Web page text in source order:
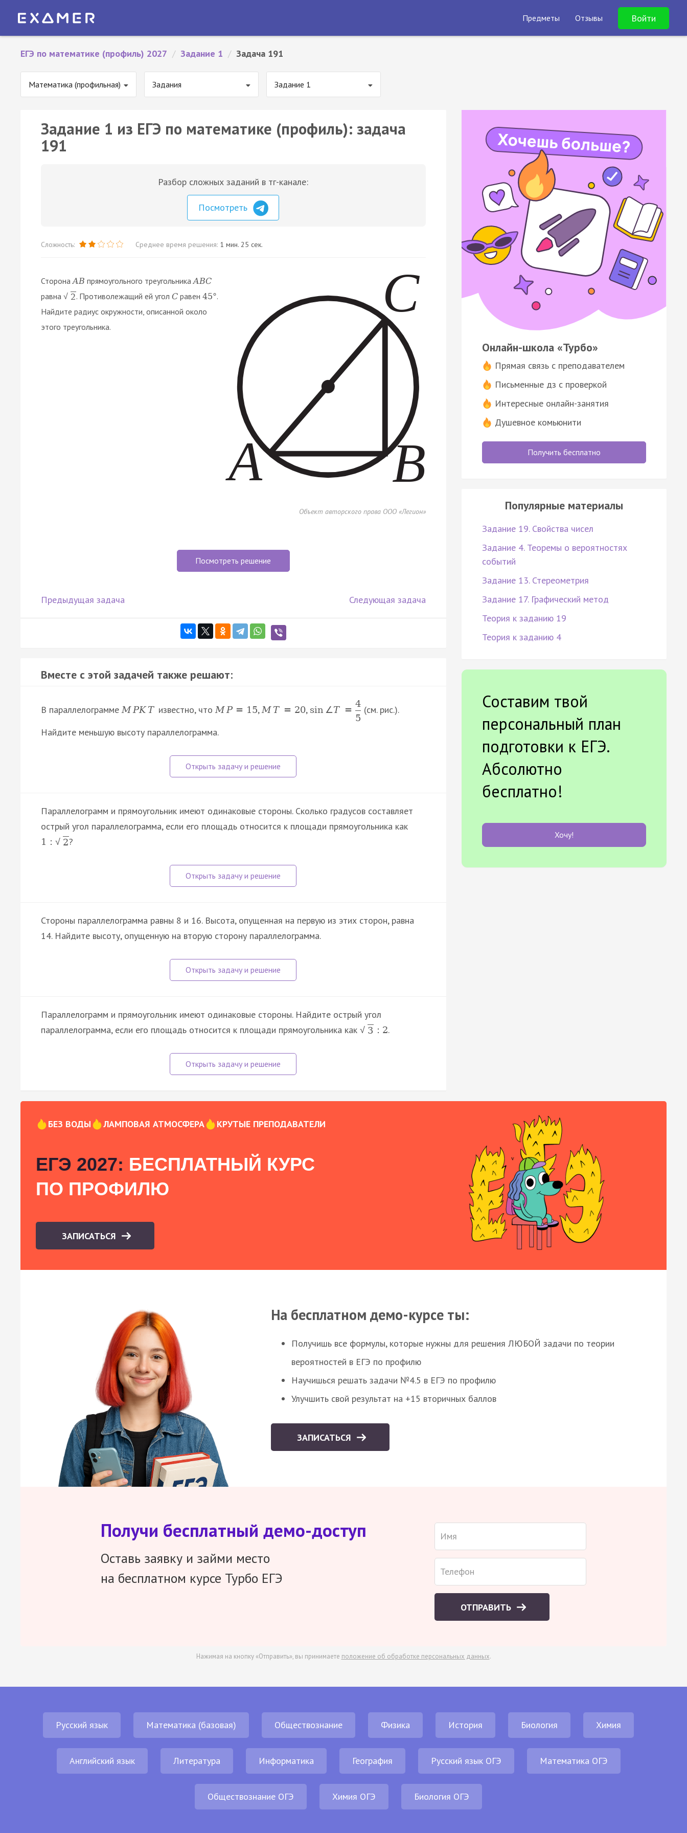
Предметы Отзывы Войти
ЕГЭ по математике (профиль) 2027 / Задание 1 / Задача 191
Математика (профильная) Задания Задание 1
Задание 1 из ЕГЭ по математике (профиль): задача
191
Разбор сложных заданий в тг-канале:
Посмотреть
Сложность: Среднее время решения: 1 мин. 25 сек.
Сторона AB прямоугольного треугольника ABC
равна √ 2. Противолежащий ей угол C равен 45°.
Найдите радиус окружности, описанной около
этого треугольника.
Объект авторского права ООО «Легион»
Посмотреть решение
Предыдущая задача Следующая задача
Вместе с этой задачей также решают:
В параллелограмме M PK T известно, что M P = 15, M T = 20, sin ∠T =
4
5
(см. рис.).
Найдите меньшую высоту параллелограмма.
Параллелограмм и прямоугольник имеют одинаковые стороны. Сколько градусов составляет
острый угол параллелограмма, если его площадь относится к площади прямоугольника как
1 : √ 2?
Стороны параллелограмма равны 8 и 16. Высота, опущенная на первую из этих сторон, равна
14. Найдите высоту, опущенную на вторую сторону параллелограмма.
Параллелограмм и прямоугольник имеют одинаковые стороны. Найдите острый угол
параллелограмма, если его площадь относится к площади прямоугольника как √ 3 : 2.
Онлайн-школа «Турбо»
Прямая связь с преподавателем
Письменные дз с проверкой
Интересные онлайн-занятия
Душевное комьюнити
Получить бесплатно
Популярные материалы
Задание 19. Свойства чисел
Задание 4. Теоремы о вероятностях
событий
Задание 13. Стереометрия
Задание 17. Графический метод
Теория к заданию 19
Теория к заданию 4
Составим твой
персональный план
подготовки к ЕГЭ.
Абсолютно
бесплатно!
Хочу!
БЕЗ ВОДЫ ЛАМПОВАЯ АТМОСФЕРА КРУТЫЕ ПРЕПОДАВАТЕЛИ
ЕГЭ 2027: БЕСПЛАТНЫЙ КУРС
ПО ПРОФИЛЮ
ЗАПИСАТЬСЯ
На бесплатном демо-курсе ты:
Получишь все формулы, которые нужны для решения ЛЮБОЙ задачи по теории
вероятностей в ЕГЭ по профилю
Научишься решать задачи №4.5 в ЕГЭ по профилю
Улучшить свой результат на +15 вторичных баллов
ЗАПИСАТЬСЯ
Получи бесплатный демо-доступ
Оставь заявку и займи место
на бесплатном курсе Турбо ЕГЭ
ОТПРАВИТЬ
Нажимая на кнопку «Отправить», вы принимаете положение об обработке персональных данных.
Русский язык Математика (базовая) Обществознание Физика История Биология Химия
Английский язык Литература Информатика География Русский язык ОГЭ Математика ОГЭ
Обществознание ОГЭ Химия ОГЭ Биология ОГЭ